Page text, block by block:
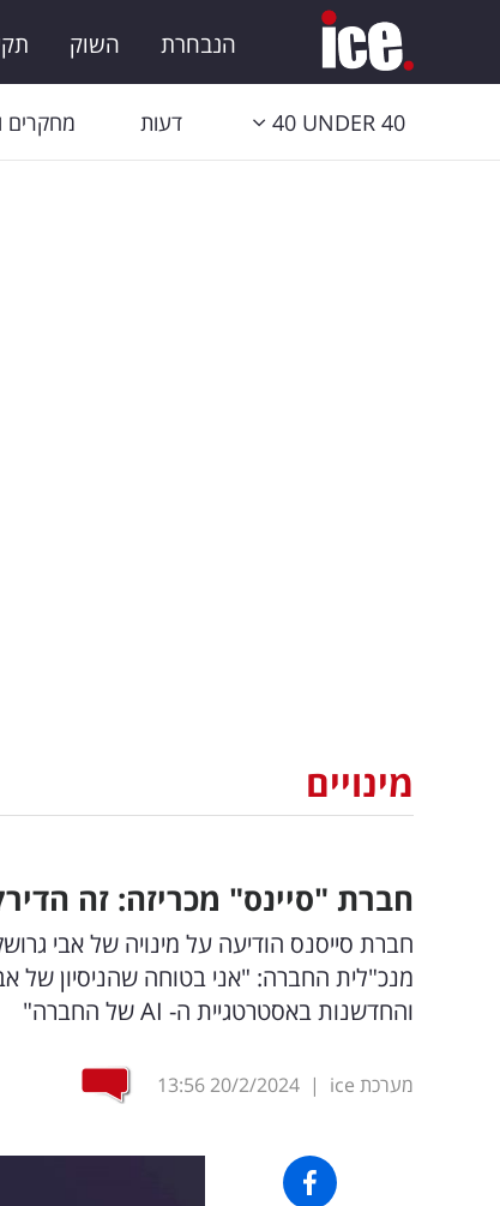
הנבחרת השוק
40 UNDER 40 דעות מחקרים
מינויים
חברת "סיינס" מכריזה: זה
חברת סייסנס הודיעה על מינויה של אבי
מנכ"לית החברה: "אני בטוחה שהניסיון של
והחדשנות באסטרטגיית ה- AI של החברה"
מערכת ice |
20/2/2024
13:56